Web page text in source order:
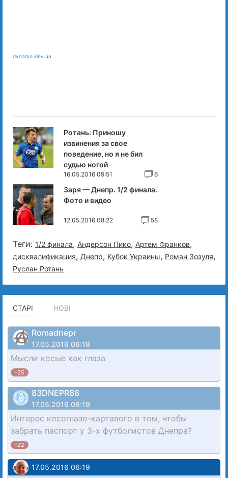
dynamo.kiev.ua
Ротань: Приношу
извинения за свое
поведение, но я не бил
судью ногой
16.05.2016 09:51 6
Заря — Днепр. 1/2 финала.
Фото и видео
12.05.2016 08:22 58
Теги: 1/2 финала, Андерсон Пико, Артем Франков,
дисквалификация, Днепр, Кубок Украины, Роман Зозуля,
Руслан Ротань
СТАРІ НОВІ
Romadnepr
17.05.2016 06:18
Мысли косые как глаза
-25
83DNЕРR88
17.05.2016 06:19
Интерес косоглазо-картавого в том, чтобы
забрать паспорт у 3-х футболистов Днепра?
-22
17.05.2016 06:19